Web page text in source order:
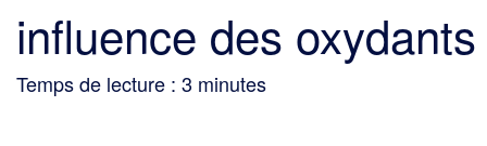
influence des oxydants
Temps de lecture : 3 minutes